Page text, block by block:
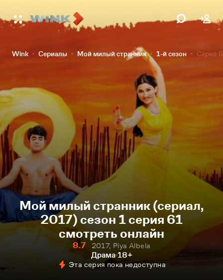
Wink Сериалы Мой милый странник 1-й сезон Серия
Мой милый странник (сериал,
2017) сезон 1 серия 61
смотреть онлайн
8.7
2017, Piya Albela
Драма 18+
Эта серия пока недоступна